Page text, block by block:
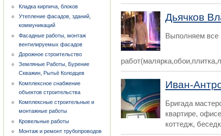
Кладка кирпича, блоков
Утепление фасадов, зданий,
коммуникаций
Фасадные работы, монтаж
вентилируемых фасадов
Дорожное строительство
Земляные Работы, Бурение
Скважин, Рытьё Колодцев
Комплексное снабжение
объектов строительства
Комплексные строительные и
монтажные работы
Кровельные работы
Монтаж и ремонт трубопроводов
Дьячков
Выполняем
Иван-
Бригада
квартире,
коттедж,